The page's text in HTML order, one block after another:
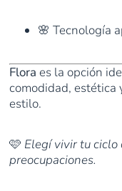
🌸 Tecnología
Flora es la opción
comodidad, estética
estilo.
🩷 Elegí vivir tu ciclo
preocupaciones.